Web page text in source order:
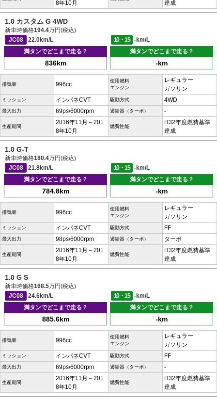
8年10月
達成
1.0 カスタム G 4WD
新車時価格194.4万円(税込)
JC08
22.0km/L 10・15
-km/L
満タンでどこまで走る？
836km
満タンでどこまで走る？
-km
排気量 996cc
使用燃料
エンジン
レギュラー
ガソリン
ミッション インパネCVT 駆動方式 4WD
最大出力 69ps/6000rpm 過給器（ターボ） -
生産期間
2016年11月～201
8年10月
燃費性能
H32年度燃費基準
達成
1.0 G-T
新車時価格180.4万円(税込)
JC08
21.8km/L 10・15
-km/L
満タンでどこまで走る？
784.8km
満タンでどこまで走る？
-km
排気量 996cc
使用燃料
エンジン
レギュラー
ガソリン
ミッション インパネCVT 駆動方式 FF
最大出力 98ps/6000rpm 過給器（ターボ） ターボ
生産期間
2016年11月～201
8年10月
燃費性能
H32年度燃費基準
達成
1.0 G S
新車時価格168.5万円(税込)
JC08
24.6km/L 10・15
-km/L
満タンでどこまで走る？
885.6km
満タンでどこまで走る？
-km
排気量 996cc
使用燃料
エンジン
レギュラー
ガソリン
ミッション インパネCVT 駆動方式 FF
最大出力 69ps/6000rpm 過給器（ターボ） -
生産期間
2016年11月～201
8年10月
燃費性能
H32年度燃費基準
達成